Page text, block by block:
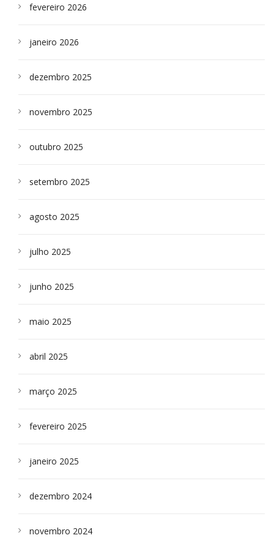
fevereiro 2026
janeiro 2026
dezembro 2025
novembro 2025
outubro 2025
setembro 2025
agosto 2025
julho 2025
junho 2025
maio 2025
abril 2025
março 2025
fevereiro 2025
janeiro 2025
dezembro 2024
novembro 2024